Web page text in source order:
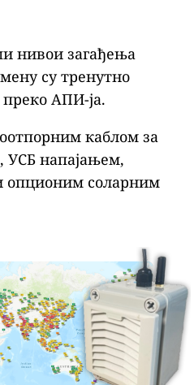
нивои загађења
су тренутно
АПИ-ја.
каблом за
УСБ напајањем,
опционим соларним